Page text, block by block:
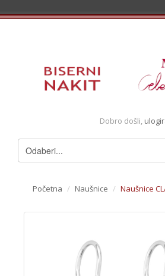
Registracija
Pregledani artikli
Dobro došli,
Početna / Naušnice / Naušnice